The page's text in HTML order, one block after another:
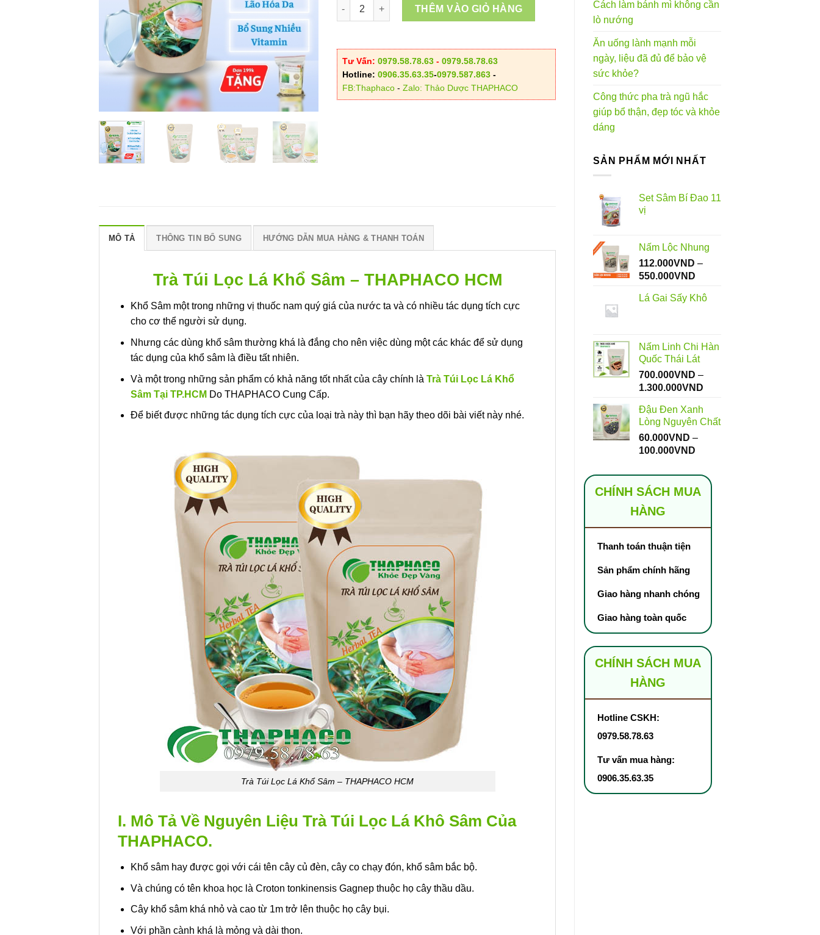
Cách làm bánh mì không cần
lò nướng
Ăn uống lành mạnh mỗi
ngày, liệu đã đủ để bảo vệ
sức khỏe?
Công thức pha trà ngũ hắc
giúp bổ thận, đẹp tóc và khỏe
dáng
SẢN PHẨM MỚI NHẤT
Set Sâm Bí Đao 11
vị
Nấm Lộc Nhung
112.000VND –
550.000VND
từ
Lá Gai Sấy Khô
Nấm Linh Chi Hàn
Quốc Thái Lát
700.000VND –
1.300.000VND
700.000VND
Đậu Đen Xanh
Lòng Nguyên Chất
60.000VND –
100.000VND
từ
60.000VND
CHÍNH SÁCH MUA
HÀNG
Thanh toán thuận tiện
Sản phẩm chính hãng
Giao hàng nhanh chóng
Giao hàng toàn quốc
CHÍNH SÁCH MUA
HÀNG
Hotline CSKH:
0979.58.78.63
Tư vấn mua hàng:
0906.35.63.35
Trà Túi Lọc Lá Khổ Sâm số lượng
THÊM VÀO GIỎ HÀNG
Tư Vấn: 0979.58.78.63- 0979.58.78.63
Hotline: 0906.35.63.35-0979.587.863-
FB:Thaphaco- Zalo: Thảo Dược THAPHACO
MÔ TẢ THÔNG TIN BỔ SUNG HƯỚNG DẪN MUA HÀNG & THANH TOÁN
Trà Túi Lọc Lá Khổ Sâm – THAPHACO HCM
Khổ Sâm một trong những vị thuốc nam quý giá của nước ta và có nhiều tác dụng tích cực
cho cơ thể người sử dụng.
Nhưng các dùng khổ sâm thường khá là đắng cho nên việc dùng một các khác để sử dụng
tác dụng của khổ sâm là điều tất nhiên.
Và một trong những sản phẩm có khả năng tốt nhất của cây chính là Trà Túi Lọc Lá Khổ
Sâm Tại TP.HCM Do THAPHACO Cung Cấp.
Để biết được những tác dụng tích cực của loại trà này thì bạn hãy theo dõi bài viết này nhé.
Trà Túi Lọc Lá Khổ Sâm – THAPHACO HCM
I. Mô Tả Về Nguyên Liệu Trà Túi Lọc Lá Khô Sâm Của
THAPHACO.
Khổ sâm hay được gọi với cái tên cây củ đèn, cây co chạy đón, khổ sâm bắc bộ.
Và chúng có tên khoa học là Croton tonkinensis Gagnep thuộc họ cây thầu dầu.
Cây khổ sâm khá nhỏ và cao từ 1m trở lên thuộc họ cây bụi.
Với phần cành khá là mỏng và dài thon.